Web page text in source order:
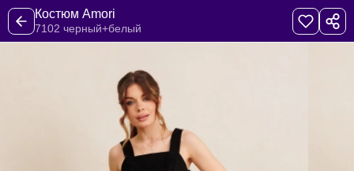
Костюм Amori
7102 черный+белый